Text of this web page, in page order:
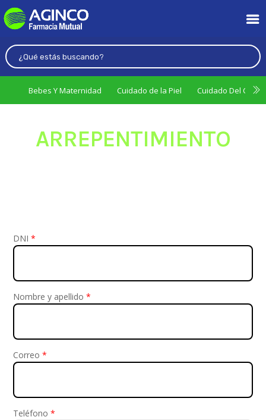
Bebes Y Maternidad Cuidado de la Piel Cuidado Del
ARREPENTIMIENTO
DNI*
Nombre y apellido*
Correo*
Teléfono*